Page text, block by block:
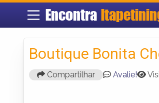
Encontra
Boutique Bonita
Compartilhar Avalie!